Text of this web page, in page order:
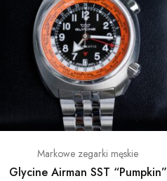
Markowe zegarki męskie
Glycine Airman SST “Pumpkin”